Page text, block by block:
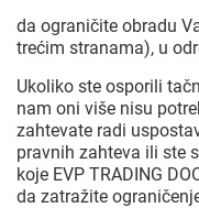
da ograničite obradu
trećim stranama), u
Ukoliko ste osporili
nam oni više nisu
zahtevate radi
pravnih zahteva ili ste
koje EVP TRADING
da zatražite